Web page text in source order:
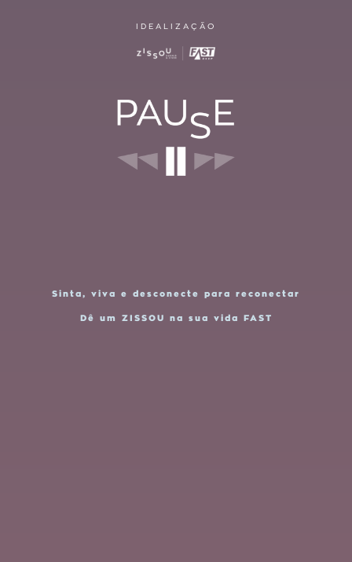
IDEALIZAÇÃO
Sinta, viva e desconecte para reconectar
Dê um ZISSOU na sua vida FAST